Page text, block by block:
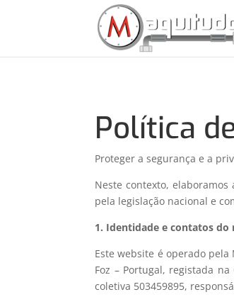
Política
Proteger a segurança e a
Neste contexto,
pela legislação nacional e
1. Identidade e contatos
Este website é operado pela
Foz – Portugal, registada
coletiva 503459895,